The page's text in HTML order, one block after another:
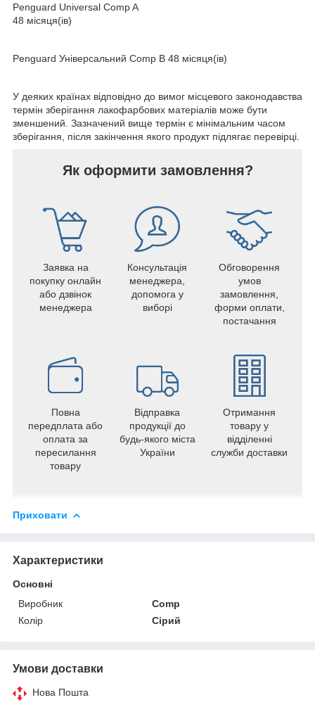
Penguard Universal Comp A
48 місяця(ів)
Penguard Універсальний Comp B 48 місяця(ів)
У деяких країнах відповідно до вимог місцевого законодавства
термін зберігання лакофарбових матеріалів може бути
зменшений. Зазначений вище термін є мінімальним часом
зберігання, після закінчення якого продукт підлягає перевірці.
Як оформити замовлення?
Заявка на
покупку онлайн
або дзвінок
менеджера
Консультація
менеджера,
допомога у
виборі
Обговорення
умов
замовлення,
форми оплати,
постачання
Повна
передплата або
оплата за
пересилання
товару
Відправка
продукції до
будь-якого міста
України
Отримання
товару у
відділенні
служби доставки
Приховати
Характеристики
Основні
Виробник
Comp
Колір
Сірий
Умови доставки
Нова Пошта